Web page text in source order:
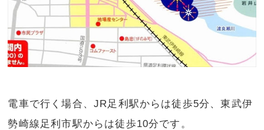
電車で行く場合、JR足利駅からは徒歩5分、東武伊
勢崎線足利市駅からは徒歩10分です。